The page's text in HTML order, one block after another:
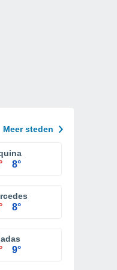
Meer steden
8°
8°
9°